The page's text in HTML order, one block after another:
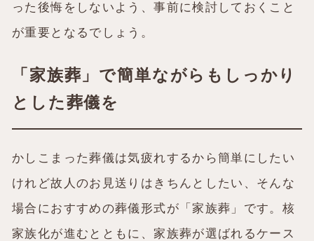
った後悔をしないよう、事前に検討しておくこと
が重要となるでしょう。
「家族葬」で簡単ながらもしっかり
とした葬儀を
かしこまった葬儀は気疲れするから簡単にしたい
けれど故人のお見送りはきちんとしたい、そんな
場合におすすめの葬儀形式が「家族葬」です。核
家族化が進むとともに、家族葬が選ばれるケース